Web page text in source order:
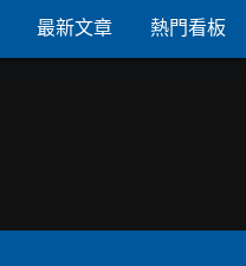
最新文章 熱門看板